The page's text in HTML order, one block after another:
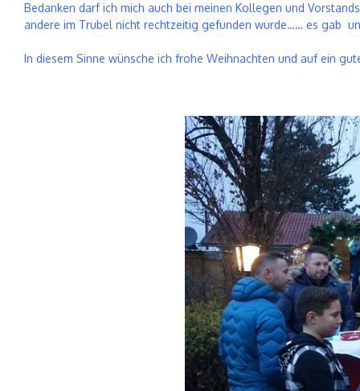
Bedanken darf ich mich auch bei meinen Kollegen und
andere im Trubel nicht rechtzeitig gefunden wurde…… es gab
In diesem Sinne wünsche ich frohe Weihnachten und auf ein